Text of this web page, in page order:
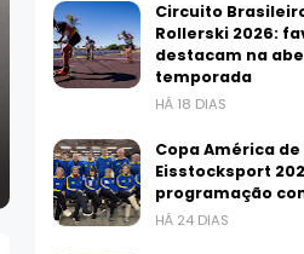
Circuito
Rollerski 2026:
destacam na
temporada
HÁ 18 DIAS
Copa América de
Eisstocksport
programação
HÁ 24 DIAS